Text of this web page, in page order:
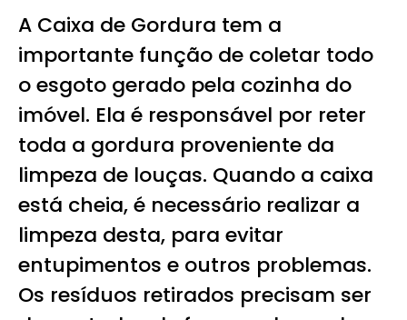
A Caixa de Gordura tem a
importante função de coletar todo
o esgoto gerado pela cozinha do
imóvel. Ela é responsável por reter
toda a gordura proveniente da
limpeza de louças. Quando a caixa
está cheia, é necessário realizar a
limpeza desta, para evitar
entupimentos e outros problemas.
Os resíduos retirados precisam ser